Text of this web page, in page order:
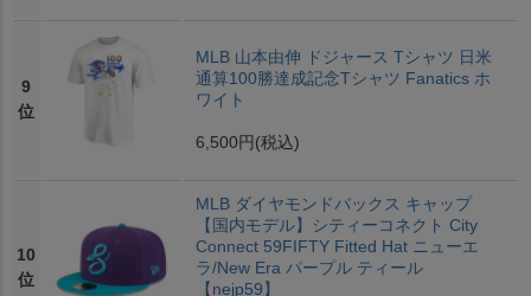
9
位
MLB 山本由伸 ドジャース Tシャツ 日米
通算100勝達成記念Tシャツ Fanatics ホ
ワイト
6,500円 (税込)
10
位
MLB ダイヤモンドバックス キャップ
【国内モデル】シティーコネクト City
Connect 59FIFTY Fitted Hat ニューエ
ラ/New Era パープル ティール
【nejp59】